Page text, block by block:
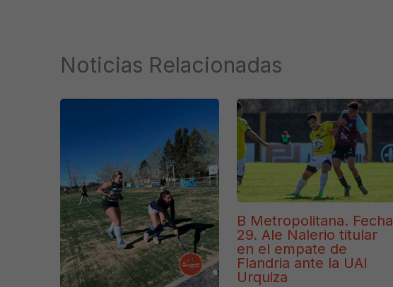
Noticias Relacionadas
B Metropolitana. Fecha
29. Ale Nalerio titular
en el empate de
Flandria ante la UAI
Urquiza